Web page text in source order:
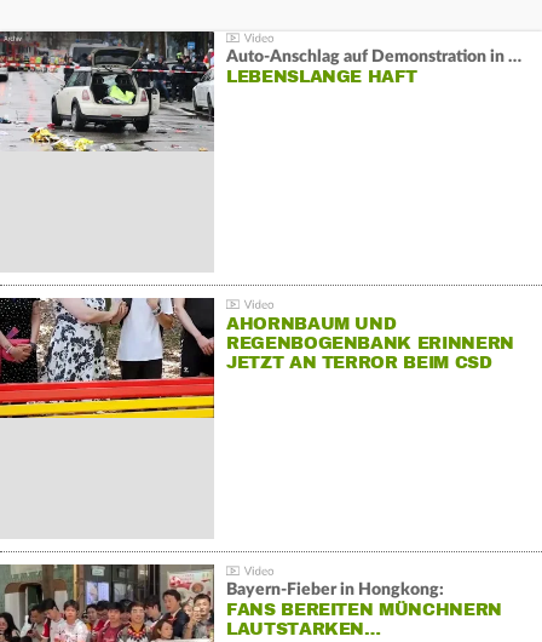
Auto-Anschlag auf Demonstration in München:
LEBENSLANGE HAFT
AHORNBAUM UND
REGENBOGENBANK ERINNERN
JETZT AN TERROR BEIM CSD
Bayern-Fieber in Hongkong:
FANS BEREITEN MÜNCHNERN
LAUTSTARKEN…